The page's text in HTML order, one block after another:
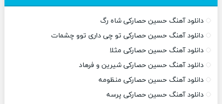
دانلود آهنگ حسین حصارکی شاه رگ
دانلود آهنگ حسین حصارکی تو چی داری توو چشمات
دانلود آهنگ حسین حصارکی مثلا
دانلود آهنگ حسین حصارکی شیرین و فرهاد
دانلود آهنگ حسین حصارکی منظومه
دانلود آهنگ حسین حصارکی پرسه